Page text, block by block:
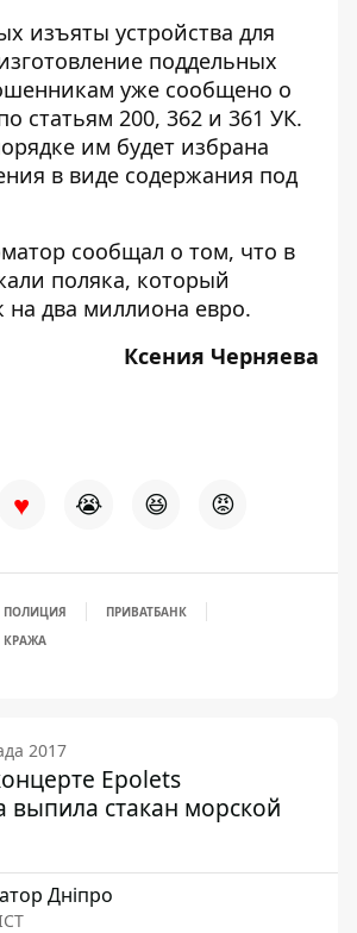
изъяты устройства для
поддельных
уже сообщено о
статьям 200, 362 и 361 УК.
им будет избрана
в виде содержания под
сообщал о том, что в
поляка, который
на два миллиона евро.
Ксения Черняева
♥ 😭 😆 😡
ПОЛИЦИЯ
ПРИВАТБАНК
КРАЖА
2017
Epolets
выпила стакан морской
Дніпро